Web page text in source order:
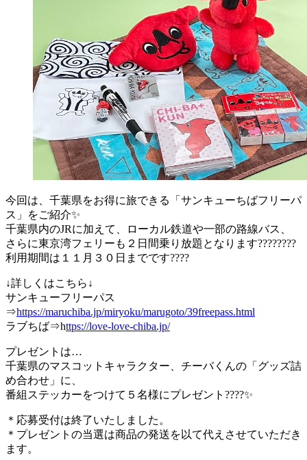
今回は、千葉県をお得に旅できる「サンキューちばフリーパ
ス」をご紹介✨
千葉県内のJRに加えて、ローカル鉄道や一部の路線バス、
さらに東京湾フェリーも２日間乗り放題となります????????
利用期間は１１月３０日までです????
↓詳しくはこちら↓
サンキューフリーパス
⇒https://maruchiba.jp/miryoku/marugoto/39freepass.html
ラブちば⇒https://love-love-chiba.jp/
プレゼントは…
千葉県のマスコットキャラクター、チーバくんの「グッズ詰
め合わせ」に、
番組ステッカーをつけて５名様にプレゼント????✨
＊応募受付は終了いたしました。
＊プレゼントの当選は商品の発送を以て代えさせていただき
ます。